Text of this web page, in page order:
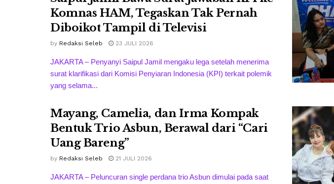
Komnas HAM, Tegaskan Tak Pernah
Diboikot Tampil di Televisi
by Redaksi Seleb 23 JULI 2026
JAKARTA – Penyanyi Saipul Jamil mengaku lega setelah menerima
surat klarifikasi dari Komisi Penyiaran Indonesia (KPI) terkait polemik
yang selama...
Mayang, Camelia, dan Irma Kompak
Bentuk Trio Asbun, Berawal dari “Cari
Uang Bareng”
by Redaksi Seleb 21 JULI 2026
JAKARTA – Peluncuran single perdana trio Asbun dimulai pada saat